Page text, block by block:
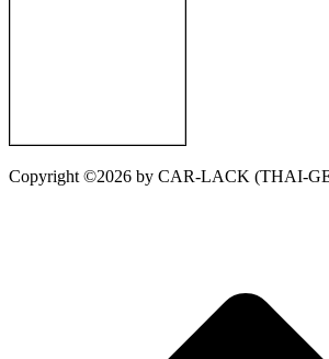
Copyright ©2026 by CAR-LACK (THAI-